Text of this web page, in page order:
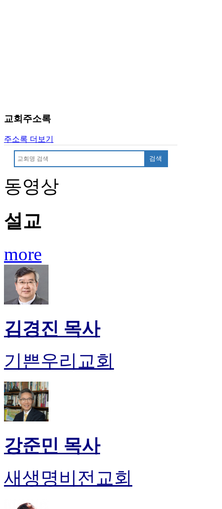
절
리
스
신
제
휴
이
트
남
플
시
리
스
기
가
평
발
부
진
비
아
교회주소록
주소록 더보기
검색
동영상
설교
more
김경진 목사
기쁜우리교회
강준민 목사
새생명비전교회